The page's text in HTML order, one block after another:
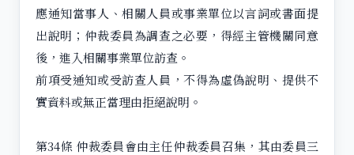
應通知當事人、相關人員或事業單位以言詞或書面提
出說明；仲裁委員為調查之必要，得經主管機關同意
後，進入相關事業單位訪查。
前項受通知或受訪查人員，不得為虛偽說明、提供不
實資料或無正當理由拒絕說明。
第34條 仲裁委員會由主任仲裁委員召集，其由委員三